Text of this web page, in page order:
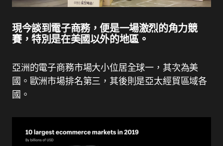
現今談到電子商務，便是一場激烈的角力競
賽，特別是在美國以外的地區。
亞洲的電子商務市場大小位居全球一，其次為美
國。歐洲市場排名第三，其後則是亞太經貿區域各
國。